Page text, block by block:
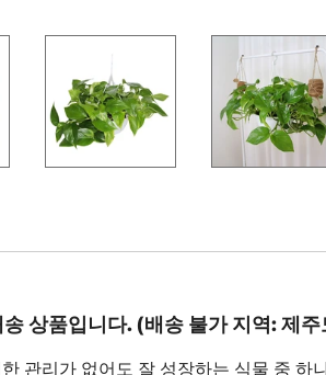
상품입니다. (배송 불가 지역: 제
관리가 없어도 잘 성장하는 식물 중